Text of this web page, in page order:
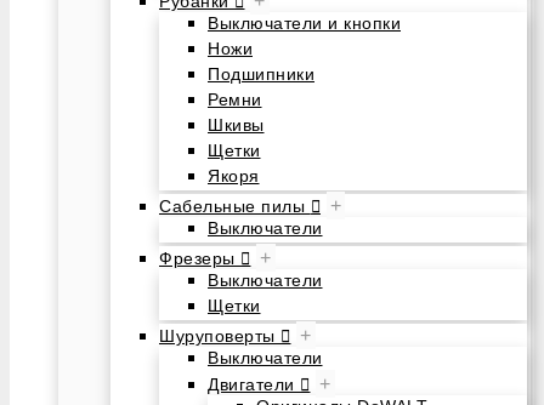
Выключатели и кнопки
Ножи
Подшипники
Ремни
Шкивы
Щетки
Якоря
Сабельные пилы
+
Выключатели
Фрезеры
+
Выключатели
Щетки
Шуруповерты
+
Выключатели
Двигатели
+